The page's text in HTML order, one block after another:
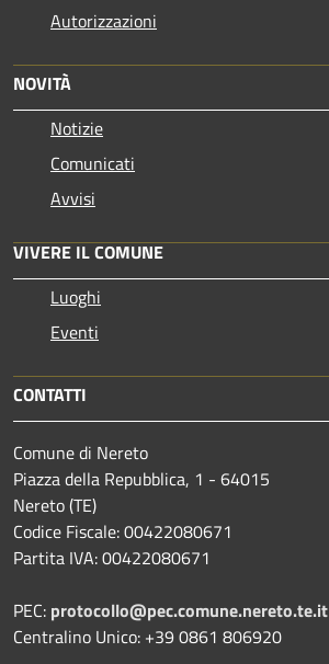
Autorizzazioni
NOVITÀ
Notizie
Comunicati
Avvisi
VIVERE IL COMUNE
Luoghi
Eventi
CONTATTI
Comune di Nereto
Piazza della Repubblica, 1 - 64015
Nereto (TE)
Codice Fiscale: 00422080671
Partita IVA: 00422080671
PEC: protocollo@pec.comune.nereto.te.it
Centralino Unico: +39 0861 806920